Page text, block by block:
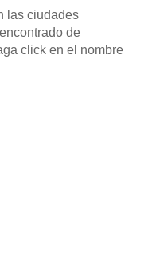
las ciudades
de
click en el nombre